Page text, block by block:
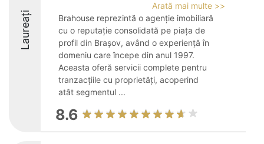
Laureați
Arată mai multe >>
Brahouse reprezintă o agenție imobiliară
cu o reputație consolidată pe piața de
profil din Brașov, având o experiență în
domeniu care începe din anul 1997.
Aceasta oferă servicii complete pentru
tranzacțiile cu proprietăți, acoperind
atât segmentul ...
8.6